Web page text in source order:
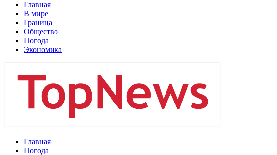
Главная
В мире
Граница
Общество
Погода
Экономика
Главная
Погода